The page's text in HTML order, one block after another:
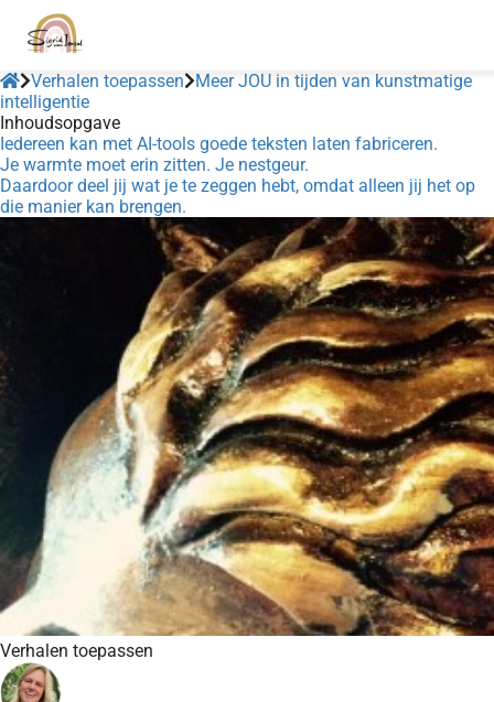
Verhalen toepassen
Meer JOU in tijden van kunstmatige
intelligentie
Inhoudsopgave
Iedereen kan met AI-tools goede teksten laten fabriceren.
Je warmte moet erin zitten. Je nestgeur.
Daardoor deel jij wat je te zeggen hebt, omdat alleen jij het op
die manier kan brengen.
Verhalen toepassen